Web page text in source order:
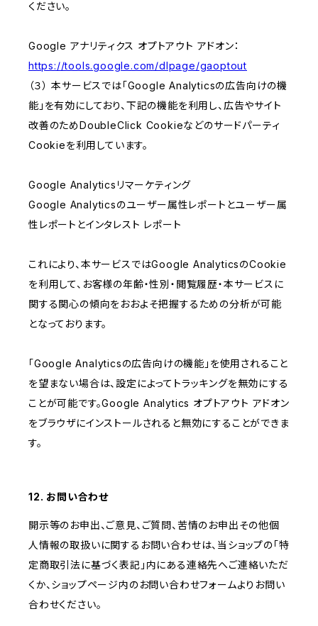
ください。
Google アナリティクス オプトアウト アドオン：
https://tools.google.com/dlpage/gaoptout
（３） 本サービスでは「Google Analyticsの広告向けの機
能」を有効にしており、下記の機能を利用し、広告やサイト
改善のためDoubleClick Cookieなどのサードパーティ
Cookieを利用しています。
Google Analyticsリマーケティング
Google Analyticsのユーザー属性レポートとユーザー属
性レポートとインタレスト レポート
これにより、本サービスではGoogle AnalyticsのCookie
を利用して、お客様の年齢・性別・閲覧履歴・本サービスに
関する関心の傾向をおおよそ把握するための分析が可能
となっております。
「Google Analyticsの広告向けの機能」を使用されること
を望まない場合は、設定によってトラッキングを無効にする
ことが可能です。Google Analytics オプトアウト アドオン
をブラウザにインストールされると無効にすることができま
す。
12. お問い合わせ
開示等のお申出、ご意見、ご質問、苦情のお申出その他個
人情報の取扱いに関するお問い合わせは、当ショップの「特
定商取引法に基づく表記」内にある連絡先へご連絡いただ
くか、ショップページ内のお問い合わせフォームよりお問い
合わせください。